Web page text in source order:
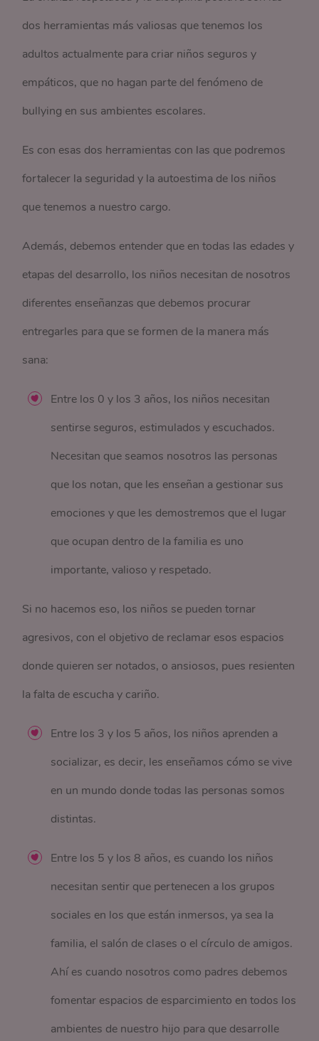
dos herramientas más valiosas que tenemos los
adultos actualmente para criar niños seguros y
empáticos, que no hagan parte del fenómeno de
bullying en sus ambientes escolares.
Es con esas dos herramientas con las que podremos
fortalecer la seguridad y la autoestima de los niños
que tenemos a nuestro cargo.
Además, debemos entender que en todas las edades y
etapas del desarrollo, los niños necesitan de nosotros
diferentes enseñanzas que debemos procurar
entregarles para que se formen de la manera más
sana:
Entre los 0 y los 3 años, los niños necesitan
sentirse seguros, estimulados y escuchados.
Necesitan que seamos nosotros las personas
que los notan, que les enseñan a gestionar sus
emociones y que les demostremos que el lugar
que ocupan dentro de la familia es uno
importante, valioso y respetado.
Si no hacemos eso, los niños se pueden tornar
agresivos, con el objetivo de reclamar esos espacios
donde quieren ser notados, o ansiosos, pues resienten
la falta de escucha y cariño.
Entre los 3 y los 5 años, los niños aprenden a
socializar, es decir, les enseñamos cómo se vive
en un mundo donde todas las personas somos
distintas.
Entre los 5 y los 8 años, es cuando los niños
necesitan sentir que pertenecen a los grupos
sociales en los que están inmersos, ya sea la
familia, el salón de clases o el círculo de amigos.
Ahí es cuando nosotros como padres debemos
fomentar espacios de esparcimiento en todos los
ambientes de nuestro hijo para que desarrolle